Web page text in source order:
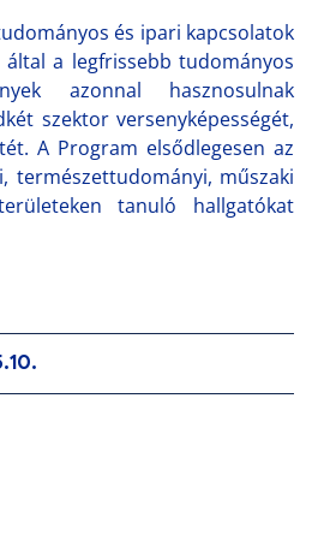
és ipari kapcsolatok
által a legfrissebb tudományos
azonnal hasznosulnak
szektor versenyképességét,
A Program elsődlegesen az
természettudományi, műszaki
tanuló hallgatókat